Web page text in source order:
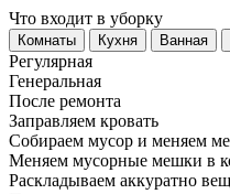
Что входит в уборку
Регу­лярная
Гене­ральная
После ремонта
Заправляем кровать
Собираем мусор и меняем
Меняем мусорные мешки в
Раскладываем аккуратно